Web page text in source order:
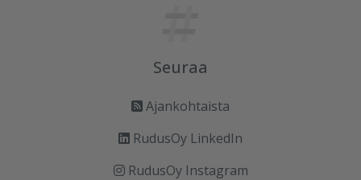
Seuraa
Ajankohtaista
RudusOy LinkedIn
RudusOy Instagram